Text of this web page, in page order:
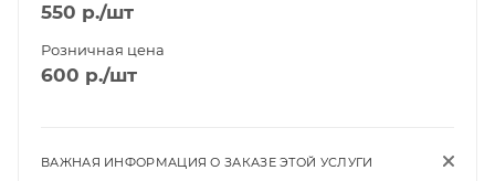
550 р./шт
Розничная цена
600 р./шт
ВАЖНАЯ ИНФОРМАЦИЯ О ЗАКАЗЕ ЭТОЙ УСЛУГИ